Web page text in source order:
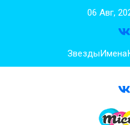
06 Авг,
ЗвездыИмена